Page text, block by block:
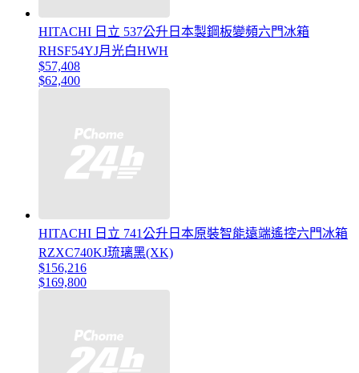
HITACHI 日立 537公升日本製鋼板變頻六門冰箱
RHSF54YJ月光白HWH
$57,408
$62,400
HITACHI 日立 741公升日本原裝智能遠端遙控六門冰箱
RZXC740KJ琉璃黑(XK)
$156,216
$169,800